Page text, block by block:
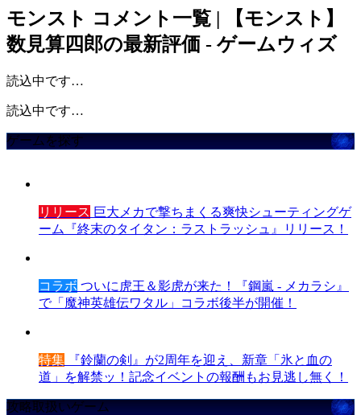
モンスト コメント一覧 | 【モンスト】
数見算四郎の最新評価 - ゲームウィズ
読込中です…
読込中です…
ゲームを探す
リリース 巨大メカで撃ちまくる爽快シューティングゲ
ーム『終末のタイタン：ラストラッシュ』リリース！
コラボ ついに虎王＆影虎が来た！『鋼嵐 - メカラシ』
で「魔神英雄伝ワタル」コラボ後半が開催！
特集 『鈴蘭の剣』が2周年を迎え、新章「氷と血の
道」を解禁ッ！記念イベントの報酬もお見逃し無く！
攻略取扱いゲーム